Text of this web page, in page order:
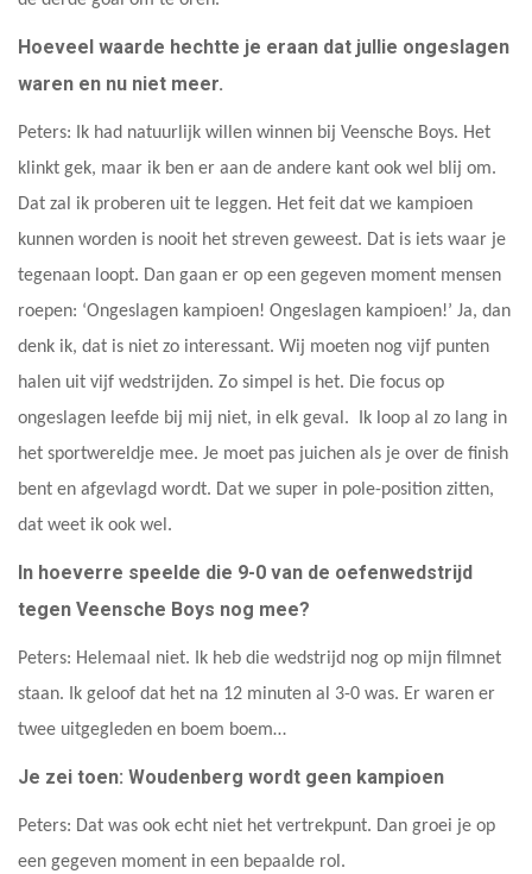
Hoeveel waarde hechtte je eraan dat jullie ongeslagen
waren en nu niet meer.
Peters: Ik had natuurlijk willen winnen bij Veensche Boys. Het
klinkt gek, maar ik ben er aan de andere kant ook wel blij om.
Dat zal ik proberen uit te leggen. Het feit dat we kampioen
kunnen worden is nooit het streven geweest. Dat is iets waar je
tegenaan loopt. Dan gaan er op een gegeven moment mensen
roepen: ‘Ongeslagen kampioen! Ongeslagen kampioen!’ Ja, dan
denk ik, dat is niet zo interessant. Wij moeten nog vijf punten
halen uit vijf wedstrijden. Zo simpel is het. Die focus op
ongeslagen leefde bij mij niet, in elk geval. Ik loop al zo lang in
het sportwereldje mee. Je moet pas juichen als je over de finish
bent en afgevlagd wordt. Dat we super in pole-position zitten,
dat weet ik ook wel.
In hoeverre speelde die 9-0 van de oefenwedstrijd
tegen Veensche Boys nog mee?
Peters: Helemaal niet. Ik heb die wedstrijd nog op mijn filmnet
staan. Ik geloof dat het na 12 minuten al 3-0 was. Er waren er
twee uitgegleden en boem boem…
Je zei toen: Woudenberg wordt geen kampioen
Peters: Dat was ook echt niet het vertrekpunt. Dan groei je op
een gegeven moment in een bepaalde rol.